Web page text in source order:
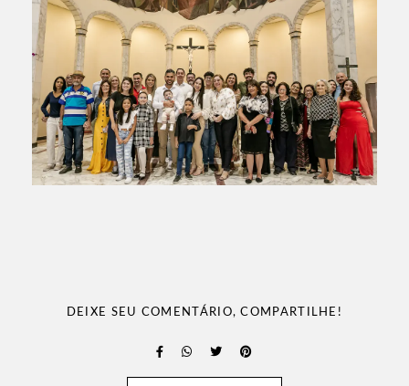
DEIXE SEU COMENTÁRIO, COMPARTILHE!